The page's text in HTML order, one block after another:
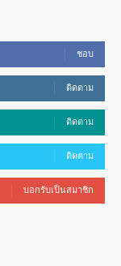
ชอบ
ติดตาม
ติดตาม
ติดตาม
บอกรับเป็นสมาชิก